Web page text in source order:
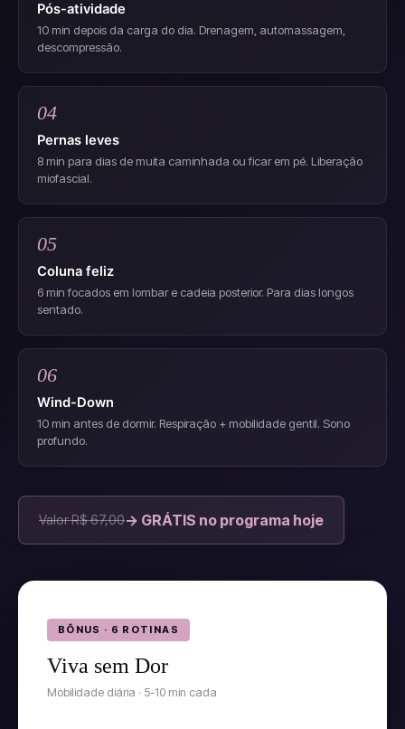
Pós-atividade
10 min depois da carga do dia. Drenagem, automassagem,
descompressão.
04
Pernas leves
8 min para dias de muita caminhada ou ficar em pé. Liberação
miofascial.
05
Coluna feliz
6 min focados em lombar e cadeia posterior. Para dias longos
sentado.
06
Wind-Down
10 min antes de dormir. Respiração + mobilidade gentil. Sono
profundo.
Valor R$ 67,00→ GRÁTIS no programa hoje
BÔNUS · 6 ROTINAS
Viva sem Dor
Mobilidade diária · 5-10 min cada